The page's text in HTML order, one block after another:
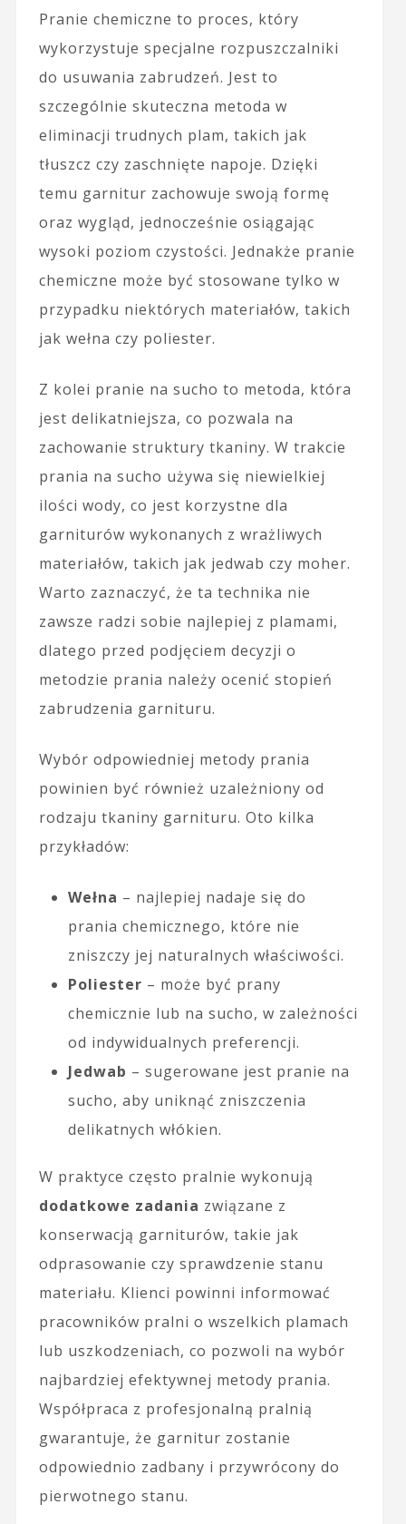
Pranie chemiczne to proces, który
wykorzystuje specjalne rozpuszczalniki
do usuwania zabrudzeń. Jest to
szczególnie skuteczna metoda w
eliminacji trudnych plam, takich jak
tłuszcz czy zaschnięte napoje. Dzięki
temu garnitur zachowuje swoją formę
oraz wygląd, jednocześnie osiągając
wysoki poziom czystości. Jednakże pranie
chemiczne może być stosowane tylko w
przypadku niektórych materiałów, takich
jak wełna czy poliester.
Z kolei pranie na sucho to metoda, która
jest delikatniejsza, co pozwala na
zachowanie struktury tkaniny. W trakcie
prania na sucho używa się niewielkiej
ilości wody, co jest korzystne dla
garniturów wykonanych z wrażliwych
materiałów, takich jak jedwab czy moher.
Warto zaznaczyć, że ta technika nie
zawsze radzi sobie najlepiej z plamami,
dlatego przed podjęciem decyzji o
metodzie prania należy ocenić stopień
zabrudzenia garnituru.
Wybór odpowiedniej metody prania
powinien być również uzależniony od
rodzaju tkaniny garnituru. Oto kilka
przykładów:
Wełna – najlepiej nadaje się do
prania chemicznego, które nie
zniszczy jej naturalnych właściwości.
Poliester – może być prany
chemicznie lub na sucho, w zależności
od indywidualnych preferencji.
Jedwab – sugerowane jest pranie na
sucho, aby uniknąć zniszczenia
delikatnych włókien.
W praktyce często pralnie wykonują
dodatkowe zadania związane z
konserwacją garniturów, takie jak
odprasowanie czy sprawdzenie stanu
materiału. Klienci powinni informować
pracowników pralni o wszelkich plamach
lub uszkodzeniach, co pozwoli na wybór
najbardziej efektywnej metody prania.
Współpraca z profesjonalną pralnią
gwarantuje, że garnitur zostanie
odpowiednio zadbany i przywrócony do
pierwotnego stanu.